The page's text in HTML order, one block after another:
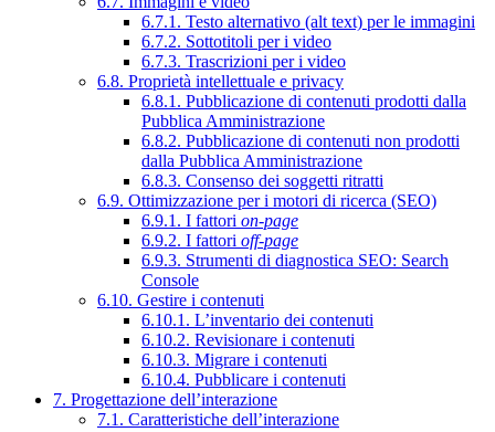
6.7.1. Testo alternativo (alt text) per le immagini
6.7.2. Sottotitoli per i video
6.7.3. Trascrizioni per i video
6.8. Proprietà intellettuale e privacy
6.8.1. Pubblicazione di contenuti prodotti dalla
Pubblica Amministrazione
6.8.2. Pubblicazione di contenuti non prodotti
dalla Pubblica Amministrazione
6.8.3. Consenso dei soggetti ritratti
6.9. Ottimizzazione per i motori di ricerca (SEO)
6.9.1. I fattori on-page
6.9.2. I fattori off-page
6.9.3. Strumenti di diagnostica SEO: Search
Console
6.10. Gestire i contenuti
6.10.1. L’inventario dei contenuti
6.10.2. Revisionare i contenuti
6.10.3. Migrare i contenuti
6.10.4. Pubblicare i contenuti
7. Progettazione dell’interazione
7.1. Caratteristiche dell’interazione